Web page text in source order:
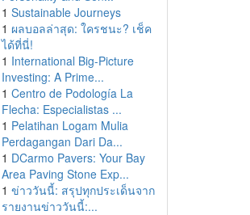
1 Sustainable Journeys
1 ผลบอลล่าสุด: ใครชนะ? เช็ค
ได้ที่นี่!
1 International Big-Picture
Investing: A Prime...
1 Centro de Podología La
Flecha: Especialistas ...
1 Pelatihan Logam Mulia
Perdagangan Dari Da...
1 DCarmo Pavers: Your Bay
Area Paving Stone Exp...
1 ข่าววันนี้: สรุปทุกประเด็นจาก
รายงานข่าววันนี้:...